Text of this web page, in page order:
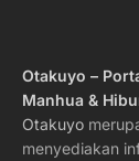
Otakuyo –
Manhua &
Otakuyo
menyediakan